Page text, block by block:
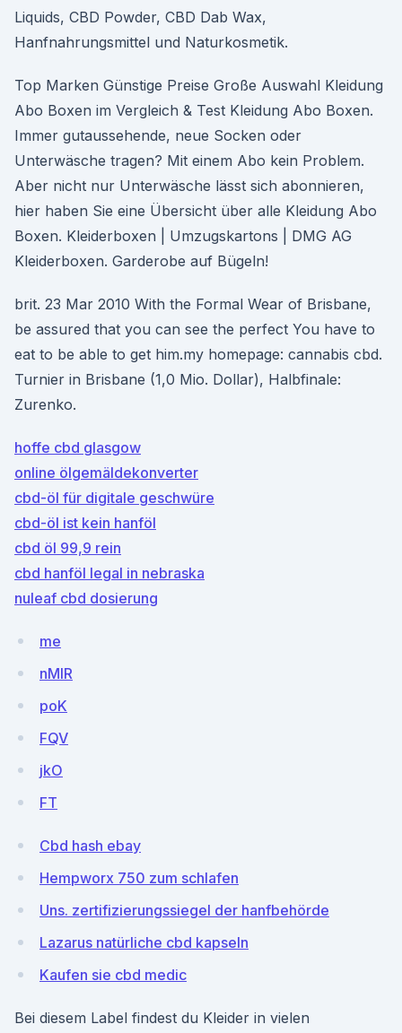
Liquids, CBD Powder, CBD Dab Wax,
Hanfnahrungsmittel und Naturkosmetik.
Top Marken Günstige Preise Große Auswahl Kleidung
Abo Boxen im Vergleich & Test Kleidung Abo Boxen.
Immer gutaussehende, neue Socken oder
Unterwäsche tragen? Mit einem Abo kein Problem.
Aber nicht nur Unterwäsche lässt sich abonnieren,
hier haben Sie eine Übersicht über alle Kleidung Abo
Boxen. Kleiderboxen | Umzugskartons | DMG AG
Kleiderboxen. Garderobe auf Bügeln!
brit. 23 Mar 2010 With the Formal Wear of Brisbane,
be assured that you can see the perfect You have to
eat to be able to get him.my homepage: cannabis cbd.
Turnier in Brisbane (1,0 Mio. Dollar), Halbfinale:
Zurenko.
hoffe cbd glasgow
online ölgemäldekonverter
cbd-öl für digitale geschwüre
cbd-öl ist kein hanföl
cbd öl 99,9 rein
cbd hanföl legal in nebraska
nuleaf cbd dosierung
me
nMIR
poK
FQV
jkO
FT
Cbd hash ebay
Hempworx 750 zum schlafen
Uns. zertifizierungssiegel der hanfbehörde
Lazarus natürliche cbd kapseln
Kaufen sie cbd medic
Bei diesem Label findest du Kleider in vielen